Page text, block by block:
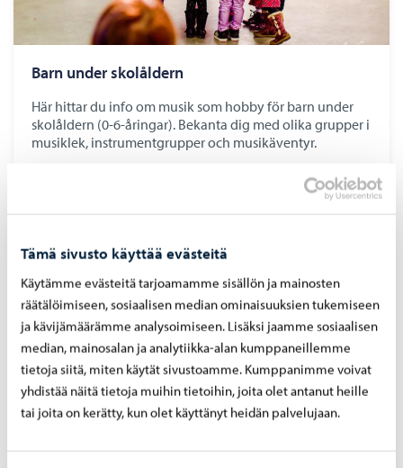
Tämä sivusto käyttää evästeitä
Käytämme evästeitä tarjoamamme sisällön ja mainosten
räätälöimiseen, sosiaalisen median ominaisuuksien tukemiseen
ja kävijämäärämme analysoimiseen. Lisäksi jaamme sosiaalisen
median, mainosalan ja analytiikka-alan kumppaneillemme
tietoja siitä, miten käytät sivustoamme. Kumppanimme voivat
yhdistää näitä tietoja muihin tietoihin, joita olet antanut heille
tai joita on kerätty, kun olet käyttänyt heidän palvelujaan.
Barn under skolåldern
Här hittar du info om musik som hobby för barn under
skolåldern (0-6-åringar). Bekanta dig med olika grupper i
musiklek, instrumentgrupper och musikäventyr.